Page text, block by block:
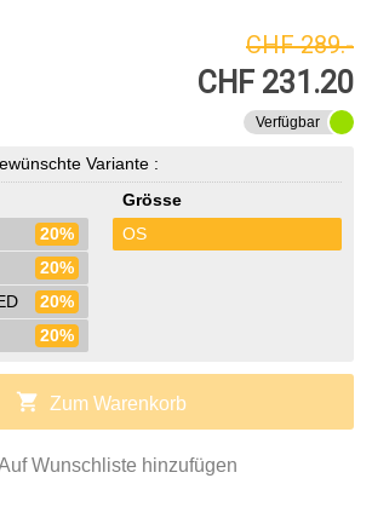
CHF 289.-
CHF 231.20
Verfügbar
Variante :
20%
20%
20%
20%
Grösse
OS
shopping_cart Zum Warenkorb
Wunschliste hinzufügen